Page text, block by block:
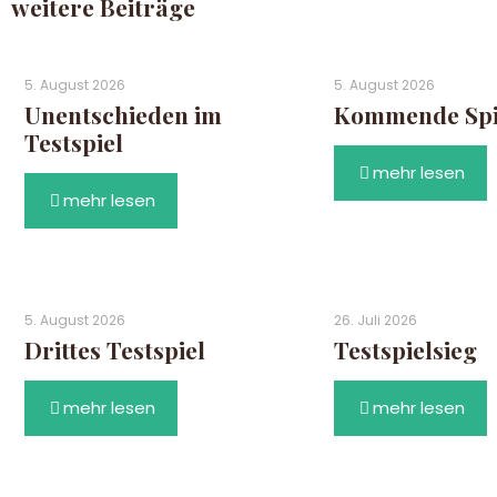
weitere Beiträge
5. August 2026
Unentschieden im
Testspiel
mehr lesen
5. August 2026
Kommende
mehr lesen
5. August 2026
Drittes Testspiel
mehr lesen
26. Juli 2026
Testspielsieg
mehr lesen